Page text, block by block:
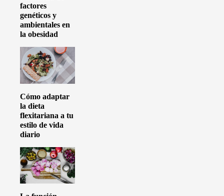
factores
genéticos y
ambientales en
la obesidad
Cómo adaptar
la dieta
flexitariana a tu
estilo de vida
diario